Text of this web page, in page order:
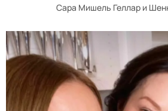
Сара Мишель Геллар и